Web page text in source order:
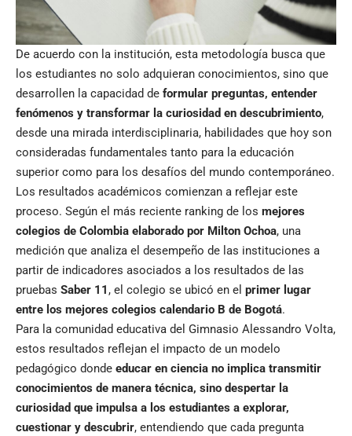
De acuerdo con la institución, esta metodología busca que
los estudiantes no solo adquieran conocimientos, sino que
desarrollen la capacidad de formular preguntas, entender
fenómenos y transformar la curiosidad en descubrimiento,
desde una mirada interdisciplinaria, habilidades que hoy son
consideradas fundamentales tanto para la educación
superior como para los desafíos del mundo contemporáneo.
Los resultados académicos comienzan a reflejar este
proceso. Según el más reciente ranking de los mejores
colegios de Colombia elaborado por Milton Ochoa, una
medición que analiza el desempeño de las instituciones a
partir de indicadores asociados a los resultados de las
pruebas Saber 11 , el colegio se ubicó en el primer lugar
entre los mejores colegios calendario B de Bogotá.
Para la comunidad educativa del Gimnasio Alessandro Volta,
estos resultados reflejan el impacto de un modelo
pedagógico donde educar en ciencia no implica transmitir
conocimientos de manera técnica, sino despertar la
curiosidad que impulsa a los estudiantes a explorar,
cuestionar y descubrir, entendiendo que cada pregunta